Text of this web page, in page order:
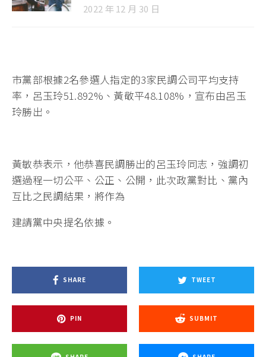
2022 年 12 月 30 日
市黨部根據2名參選人指定的3家民調公司平均支持
率，呂玉玲51.892%、黃敬平48.108%，宣布由呂玉
玲勝出。
黃敏恭表示，他恭喜民調勝出的呂玉玲同志，強調初
選過程一切公平、公正、公開，此次政黨對比、黨內
互比之民調結果，將作為
建請黨中央提名依據。
SHARE TWEET
PIN SUBMIT